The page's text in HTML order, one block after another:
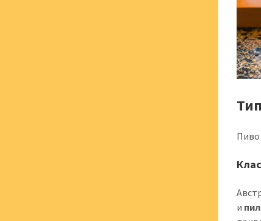
Пиво
и